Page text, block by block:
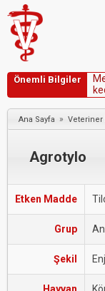
Önemli Bilgiler M
ke
kul
m
Ana Sayfa » Veteriner
Agrotylo
Etken Madde
Grup
Şekil